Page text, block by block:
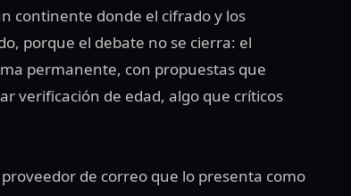
continente donde el cifrado y los
porque el debate no se cierra: el
permanente, con propuestas que
verificación de edad, algo que críticos
de correo que lo presenta como